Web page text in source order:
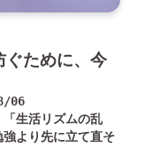
ぐために、今
06
「生活リズムの乱
強より先に立て直そ